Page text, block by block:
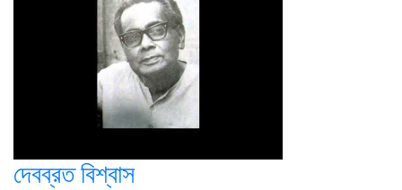
দেবব্রত বিশ্বাস